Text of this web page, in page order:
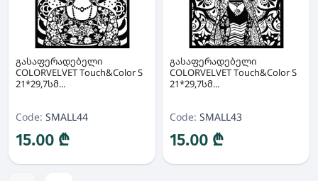
გასაფერადებელი
COLORVELVET Touch&Color S
21*29,7სმ...
Code: SMALL44
15.00 ₾
გასაფერადებელი
COLORVELVET Touch&Color S
21*29,7სმ...
Code: SMALL43
15.00 ₾